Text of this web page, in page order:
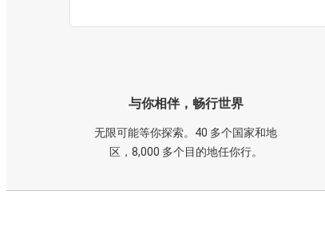
与你相伴，畅行世界
无限可能等你探索。40 多个国家和地
区，8,000 多个目的地任你行。